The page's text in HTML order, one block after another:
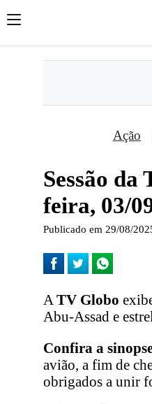
Ação
Sessão
feira, 03/
Publicado em 29/08/
A TV Globo
Abu-Assad e
Confira a
avião, a fim de
obrigados a unir